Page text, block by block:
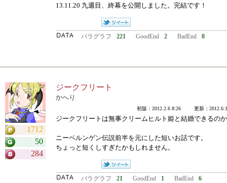
13.11.20 九週目、終幕を公開しました。完結です！
パラグラフ 221 GoodEnd 2 BadEnd 8
1712
50
284
ジークフリート
かへり
初版：2012.2.6 8:26 更新：
ジークフリートは無事クリームヒルト姫と結婚できるの
ニーベルンゲン伝説前半を元にした短いお話です。
ちょっと短くしすぎたかもしれません。
パラグラフ 21 GoodEnd 1 BadEnd 6